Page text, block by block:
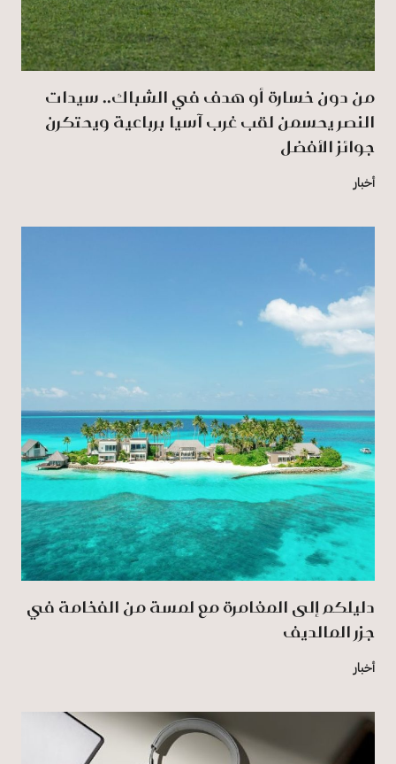
من دون خسارة أو هدف في الشباك.. سيدات
النصر يحسمن لقب غرب آسيا برباعية ويحتكرن
جوائز الأفضل
أخبار
دليلكم إلى المغامرة مع لمسة من الفخامة في
جزر المالديف
أخبار